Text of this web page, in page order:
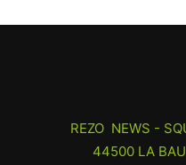
REZO NEWS -
44500 LA